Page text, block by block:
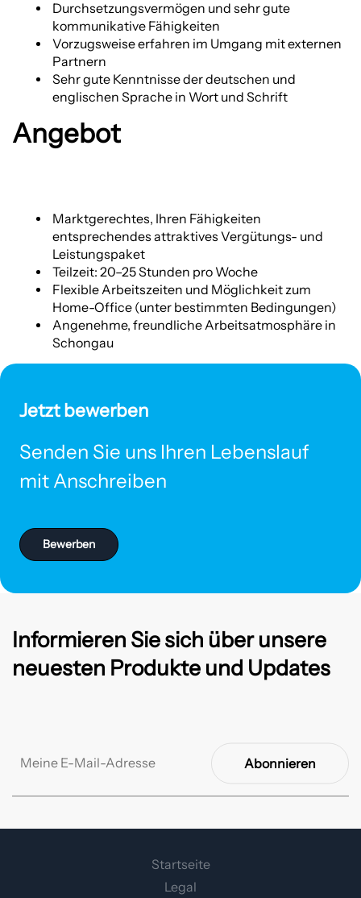
Durchsetzungsvermögen und sehr gute
kommunikative Fähigkeiten
Vorzugsweise erfahren im Umgang mit externen
Partnern
Sehr gute Kenntnisse der deutschen und
englischen Sprache in Wort und Schrift
Angebot
Marktgerechtes, Ihren Fähigkeiten
entsprechendes attraktives Vergütungs- und
Leistungspaket
Teilzeit: 20–25 Stunden pro Woche
Flexible Arbeitszeiten und Möglichkeit zum
Home-Office (unter bestimmten Bedingungen)
Angenehme, freundliche Arbeitsatmosphäre in
Schongau
Jetzt bewerben
Senden Sie uns Ihren Lebenslauf
mit Anschreiben
Bewerben
Informieren Sie sich über unsere
neuesten Produkte und Updates
Abonnieren
Startseite
Legal